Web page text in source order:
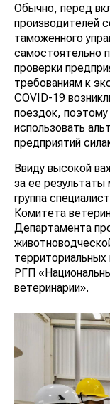
Обычно, перед
производителей
таможенного
самостоятельно
проверки
требованиям к
COVID-19
поездок,
использовать
предприятий
Ввиду высокой
за ее
группа
Комитета
Департамента
РГП
ветеринарии».